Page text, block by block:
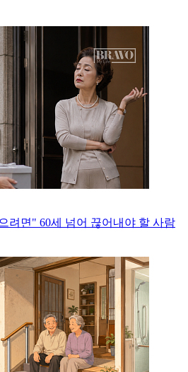
려면" 60세 넘어 끊어내야 할 사람